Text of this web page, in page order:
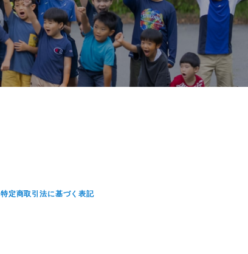
特定商取引法に基づく表記